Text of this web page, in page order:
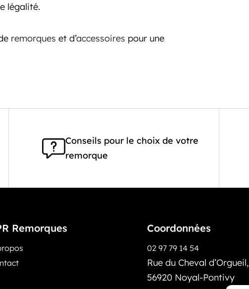
légalité.
remorques et d’accessoires pour une
Conseils pour le choix de votre
remorque
Remorques Coordonnées
02 97 79 14 54
Rue du Cheval d’Orgueil,
56920 Noyal-Pontivy